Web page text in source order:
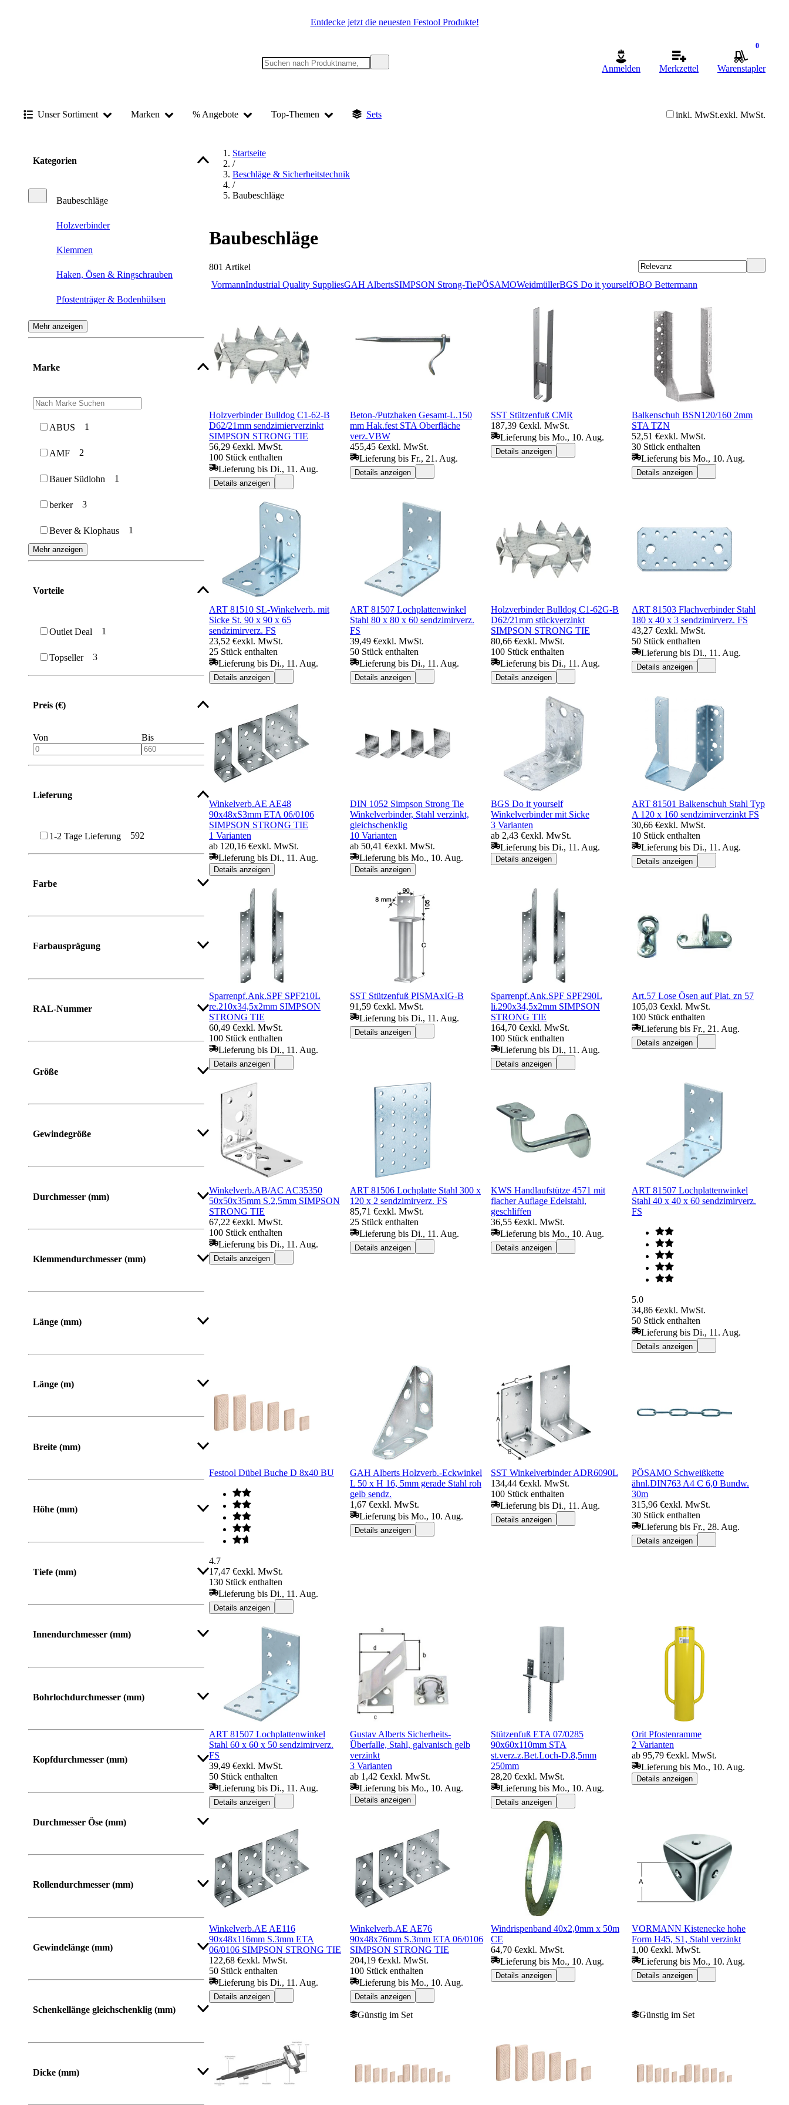
Entdecke jetzt die neuesten Festool Produkte!
Anmelden Merkzettel
0
Warenstapler
Unser Sortiment Marken % Angebote Top-Themen Sets inkl. MwSt.exkl. MwSt.
Kategorien
Baubeschläge
Holzverbinder
Klemmen
Haken, Ösen & Ringschrauben
Pfostenträger & Bodenhülsen
Kistengriffe
Ketten & Kettennotglieder
Karabinerhaken
Schäkel
Kistenbeschläge
Anpassungsprofile
Geländerstützen
Spannschlösser
Mehr anzeigen
Marke
ABUS 1
AMF 2
Bauer Südlohn 1
berker 3
Bever & Klophaus 1
Mehr anzeigen
Vorteile
Outlet Deal 1
Topseller 3
Preis (€)
Von Bis
Lieferung
1-2 Tage Lieferung 592
Farbe
Farbausprägung
RAL-Nummer
Größe
Gewindegröße
Durchmesser (mm)
Klemmendurchmesser (mm)
Länge (mm)
Von Bis
Länge (m)
Breite (mm)
Von Bis
Höhe (mm)
Von Bis
Tiefe (mm)
Innendurchmesser (mm)
Bohrlochdurchmesser (mm)
Kopfdurchmesser (mm)
Durchmesser Öse (mm)
Rollendurchmesser (mm)
Gewindelänge (mm)
Schenkellänge gleichschenklig (mm)
Dicke (mm)
Startseite
/
Beschläge & Sicherheitstechnik
/
Baubeschläge
Baubeschläge
801 Artikel
VormannIndustrial Quality SuppliesGAH AlbertsSIMPSON Strong-TiePÖSAMOWeidmüllerBGS Do it yourselfOBO Bettermann
Holzverbinder Bulldog C1-62-B
D62/21mm sendzimierverzinkt
SIMPSON STRONG TIE
56,29 €exkl. MwSt.
100 Stück enthalten
Lieferung bis Di., 11. Aug.
Details anzeigen
Beton-/Putzhaken Gesamt-L.150
mm Hak.fest STA Oberfläche
verz.VBW
455,45 €exkl. MwSt.
Lieferung bis Fr., 21. Aug.
Details anzeigen
SST Stützenfuß CMR
187,39 €exkl. MwSt.
Lieferung bis Mo., 10. Aug.
Details anzeigen
Balkenschuh BSN120/160 2mm
STA TZN
52,51 €exkl. MwSt.
30 Stück enthalten
Lieferung bis Mo., 10. Aug.
Details anzeigen
ART 81510 SL-Winkelverb. mit
Sicke St. 90 x 90 x 65
sendzimirverz. FS
23,52 €exkl. MwSt.
25 Stück enthalten
Lieferung bis Di., 11. Aug.
Details anzeigen
ART 81507 Lochplattenwinkel
Stahl 80 x 80 x 60 sendzimirverz.
FS
39,49 €exkl. MwSt.
50 Stück enthalten
Lieferung bis Di., 11. Aug.
Details anzeigen
Holzverbinder Bulldog C1-62G-B
D62/21mm stückverzinkt
SIMPSON STRONG TIE
80,66 €exkl. MwSt.
100 Stück enthalten
Lieferung bis Di., 11. Aug.
Details anzeigen
ART 81503 Flachverbinder Stahl
180 x 40 x 3 sendzimirverz. FS
43,27 €exkl. MwSt.
50 Stück enthalten
Lieferung bis Di., 11. Aug.
Details anzeigen
Winkelverb.AE AE48
90x48xS3mm ETA 06/0106
SIMPSON STRONG TIE
1 Varianten
ab 120,16 €exkl. MwSt.
Lieferung bis Di., 11. Aug.
Details anzeigen
DIN 1052 Simpson Strong Tie
Winkelverbinder, Stahl verzinkt,
gleichschenklig
10 Varianten
ab 50,41 €exkl. MwSt.
Lieferung bis Mo., 10. Aug.
Details anzeigen
BGS Do it yourself
Winkelverbinder mit Sicke
3 Varianten
ab 2,43 €exkl. MwSt.
Lieferung bis Di., 11. Aug.
Details anzeigen
ART 81501 Balkenschuh Stahl Typ
A 120 x 160 sendzimirverzinkt FS
30,66 €exkl. MwSt.
10 Stück enthalten
Lieferung bis Di., 11. Aug.
Details anzeigen
Sparrenpf.Ank.SPF SPF210L
re.210x34,5x2mm SIMPSON
STRONG TIE
60,49 €exkl. MwSt.
100 Stück enthalten
Lieferung bis Di., 11. Aug.
Details anzeigen
SST Stützenfuß PISMAxIG-B
91,59 €exkl. MwSt.
Lieferung bis Di., 11. Aug.
Details anzeigen
Sparrenpf.Ank.SPF SPF290L
li.290x34,5x2mm SIMPSON
STRONG TIE
164,70 €exkl. MwSt.
100 Stück enthalten
Lieferung bis Di., 11. Aug.
Details anzeigen
Art.57 Lose Ösen auf Plat. zn 57
105,03 €exkl. MwSt.
100 Stück enthalten
Lieferung bis Fr., 21. Aug.
Details anzeigen
Winkelverb.AB/AC AC35350
50x50x35mm S.2,5mm SIMPSON
STRONG TIE
67,22 €exkl. MwSt.
100 Stück enthalten
Lieferung bis Di., 11. Aug.
Details anzeigen
ART 81506 Lochplatte Stahl 300 x
120 x 2 sendzimirverz. FS
85,71 €exkl. MwSt.
25 Stück enthalten
Lieferung bis Di., 11. Aug.
Details anzeigen
KWS Handlaufstütze 4571 mit
flacher Auflage Edelstahl,
geschliffen
36,55 €exkl. MwSt.
Lieferung bis Mo., 10. Aug.
Details anzeigen
ART 81507 Lochplattenwinkel
Stahl 40 x 40 x 60 sendzimirverz.
FS
5.0
34,86 €exkl. MwSt.
50 Stück enthalten
Lieferung bis Di., 11. Aug.
Details anzeigen
Festool Dübel Buche D 8x40 BU
4.7
17,47 €exkl. MwSt.
130 Stück enthalten
Lieferung bis Di., 11. Aug.
Details anzeigen
GAH Alberts Holzverb.-Eckwinkel
L 50 x H 16, 5mm gerade Stahl roh
gelb sendz.
1,67 €exkl. MwSt.
Lieferung bis Mo., 10. Aug.
Details anzeigen
SST Winkelverbinder ADR6090L
134,44 €exkl. MwSt.
100 Stück enthalten
Lieferung bis Di., 11. Aug.
Details anzeigen
PÖSAMO Schweißkette
ähnl.DIN763 A4 C 6,0 Bundw.
30m
315,96 €exkl. MwSt.
30 Stück enthalten
Lieferung bis Fr., 28. Aug.
Details anzeigen
ART 81507 Lochplattenwinkel
Stahl 60 x 60 x 50 sendzimirverz.
FS
39,49 €exkl. MwSt.
50 Stück enthalten
Lieferung bis Di., 11. Aug.
Details anzeigen
Gustav Alberts Sicherheits-
Überfalle, Stahl, galvanisch gelb
verzinkt
3 Varianten
ab 1,42 €exkl. MwSt.
Lieferung bis Mo., 10. Aug.
Details anzeigen
Stützenfuß ETA 07/0285
90x60x110mm STA
st.verz.z.Bet.Loch-D.8,5mm
250mm
28,20 €exkl. MwSt.
Lieferung bis Mo., 10. Aug.
Details anzeigen
Orit Pfostenramme
2 Varianten
ab 95,79 €exkl. MwSt.
Lieferung bis Mo., 10. Aug.
Details anzeigen
Winkelverb.AE AE116
90x48x116mm S.3mm ETA
06/0106 SIMPSON STRONG TIE
122,68 €exkl. MwSt.
50 Stück enthalten
Lieferung bis Di., 11. Aug.
Details anzeigen
Winkelverb.AE AE76
90x48x76mm S.3mm ETA 06/0106
SIMPSON STRONG TIE
204,19 €exkl. MwSt.
100 Stück enthalten
Lieferung bis Mo., 10. Aug.
Details anzeigen
Windrispenband 40x2,0mm x 50m
CE
64,70 €exkl. MwSt.
Lieferung bis Mo., 10. Aug.
Details anzeigen
VORMANN Kistenecke hohe
Form H45, S1, Stahl verzinkt
1,00 €exkl. MwSt.
Lieferung bis Mo., 10. Aug.
Details anzeigen
Günstig im Set Günstig im Set